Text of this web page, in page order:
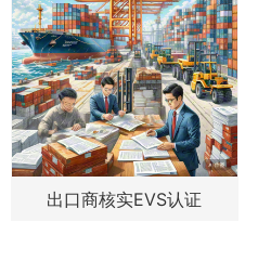
出口商核实EVS认证